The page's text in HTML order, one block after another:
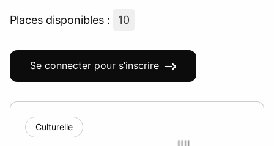
Places disponibles : 10
Se connecter pour s’inscrire
Culturelle